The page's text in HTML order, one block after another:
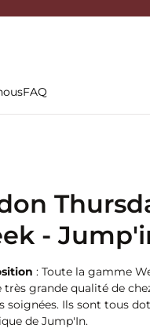
FAQ
-
: Toute la gamme
très grande qualité de
soignées. Ils sont tous
de Jump'In.